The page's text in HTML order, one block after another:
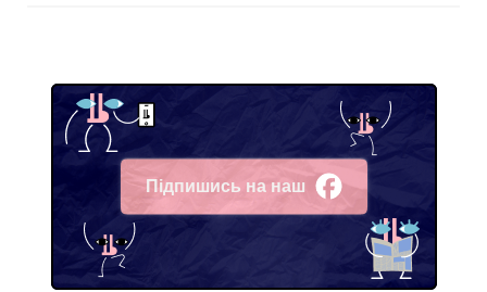
Підпишись на наш
Facebook